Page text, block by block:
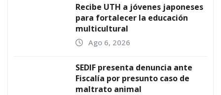
Recibe UTH a jóvenes japoneses
para fortalecer la educación
multicultural
Ago 6, 2026
SEDIF presenta denuncia ante
Fiscalía por presunto caso de
maltrato animal